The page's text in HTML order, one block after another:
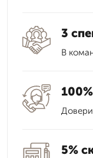
3
В
100%
5%